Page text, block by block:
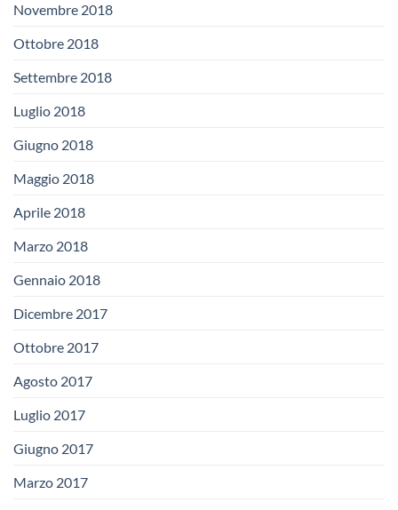
Novembre 2018
Ottobre 2018
Settembre 2018
Luglio 2018
Giugno 2018
Maggio 2018
Aprile 2018
Marzo 2018
Gennaio 2018
Dicembre 2017
Ottobre 2017
Agosto 2017
Luglio 2017
Giugno 2017
Marzo 2017